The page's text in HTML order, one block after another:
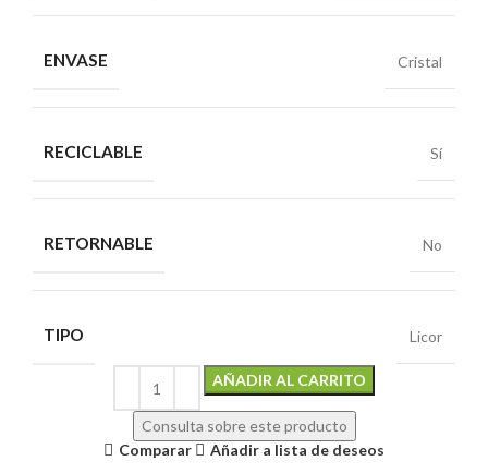
ENVASE Cristal
RECICLABLE Sí
RETORNABLE No
TIPO Licor
AÑADIR AL CARRITO
Consulta sobre este producto
Comparar
Añadir a lista de deseos